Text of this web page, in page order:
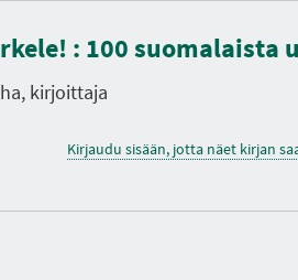
: 100 suomalaista
kirjoittaja
Kirjaudu sisään, jotta näet kirjan